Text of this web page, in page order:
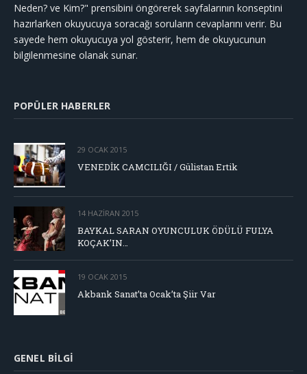
Neden? ve Kim?" prensibini öngörerek sayfalarının konseptini
hazırlarken okuyucuya soracağı soruların cevaplarını verir. Bu
sayede hem okuyucuya yol gösterir, hem de okuyucunun
bilgilenmesine olanak sunar.
POPÜLER HABERLER
29 OCAK 2015
VENEDİK CAMCILIĞI / Gülistan Ertik
14 HAZIRAN 2015
BAYKAL SARAN OYUNCULUK ÖDÜLÜ FULYA
KOÇAK’IN…
19 OCAK 2015
Akbank Sanat’ta Ocak’ta Şiir Var
GENEL BILGI